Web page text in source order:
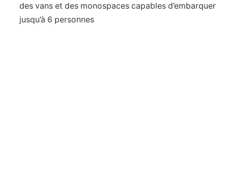
des vans et des monospaces capables d’embarquer
jusqu’à 6 personnes